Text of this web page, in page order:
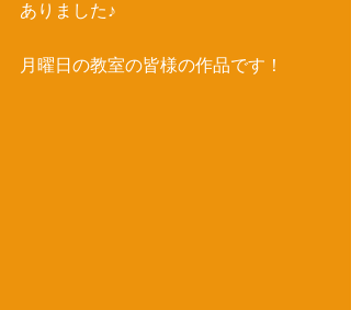
ありました♪
月曜日の教室の皆様の作品です！